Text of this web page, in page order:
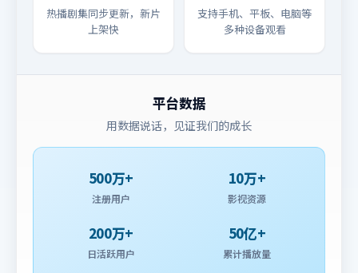
热播剧集同步更新，新片
上架快
支持手机、平板、电脑等
多种设备观看
平台数据
用数据说话，见证我们的成长
500万+
注册用户
10万+
影视资源
200万+
日活跃用户
50亿+
累计播放量